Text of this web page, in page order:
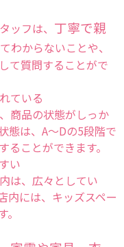
ッフは、 丁寧で親
わからないことや、
て質問することがで
ている
商品の状態がしっか
態は、A〜Dの5段階で
ことができます。
い
は、広々としてい
内には、キッズスペー